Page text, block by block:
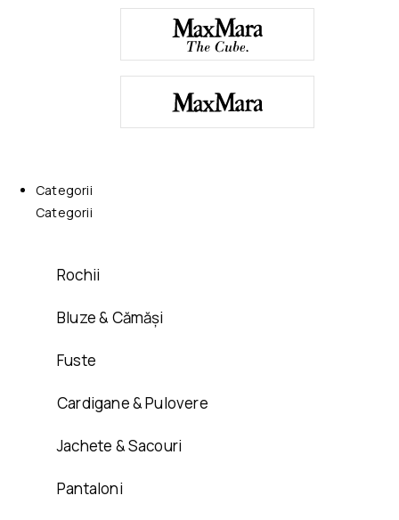
Categorii
Categorii
Rochii
Bluze & Cămăși
Fuste
Cardigane & Pulovere
Jachete & Sacouri
Pantaloni